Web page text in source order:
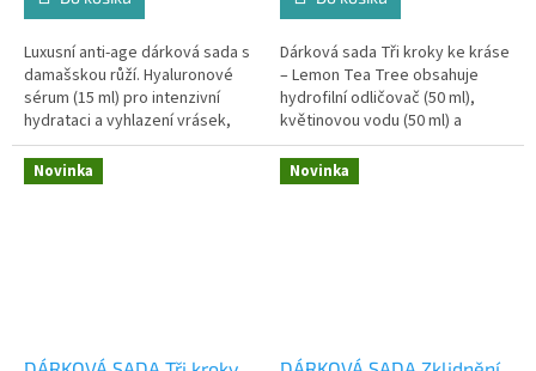
Luxusní anti-age dárková sada s
damašskou růží. Hyaluronové
sérum (15 ml) pro intenzivní
hydrataci a vyhlazení vrásek,
Bio královská péče Argan &
Opuncie – Růže (20 ml) pro...
Dárková sada Tři kroky ke kráse
– Lemon Tea Tree obsahuje
hydrofilní odličovač (50 ml),
květinovou vodu (50 ml) a
pleťový olej (20 ml). Kompletní
třístupňová péče pro mastnou
a...
Novinka Novinka